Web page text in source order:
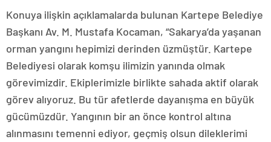
Konuya ilişkin açıklamalarda bulunan Kartepe Belediye
Başkanı Av. M. Mustafa Kocaman, “Sakarya’da yaşanan
orman yangını hepimizi derinden üzmüştür. Kartepe
Belediyesi olarak komşu ilimizin yanında olmak
görevimizdir. Ekiplerimizle birlikte sahada aktif olarak
görev alıyoruz. Bu tür afetlerde dayanışma en büyük
gücümüzdür. Yangının bir an önce kontrol altına
alınmasını temenni ediyor, geçmiş olsun dileklerimi